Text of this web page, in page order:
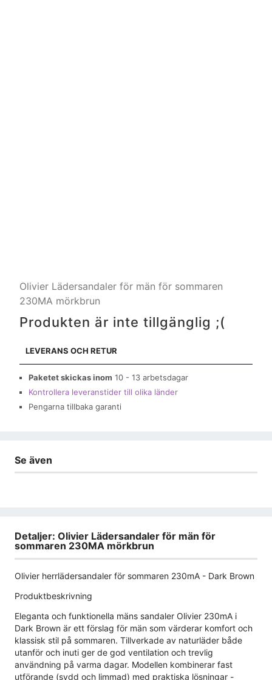
Olivier Lädersandaler för män för sommaren
230MA mörkbrun
Produkten är inte tillgänglig ;(
LEVERANS OCH RETUR
Paketet skickas inom 10 - 13 arbetsdagar
Kontrollera leveranstider till olika länder
Pengarna tillbaka garanti
Se även
Detaljer: Olivier Lädersandaler för män för
sommaren 230MA mörkbrun
Olivier herrlädersandaler för sommaren 230mA - Dark Brown
Produktbeskrivning
Eleganta och funktionella mäns sandaler Olivier 230mA i
Dark Brown är ett förslag för män som värderar komfort och
klassisk stil på sommaren. Tillverkade av naturläder både
utanför och inuti ger de god ventilation och trevlig
användning på varma dagar. Modellen kombinerar fast
utförande (sydd och limmad) med praktiska lösningar -